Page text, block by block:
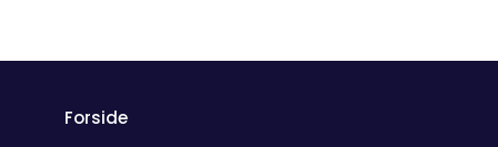
Forside